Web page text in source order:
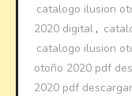
catalogo ilusion
2020 digital ,
catalogo ilusion
otoño 2020 pdf
2020 pdf